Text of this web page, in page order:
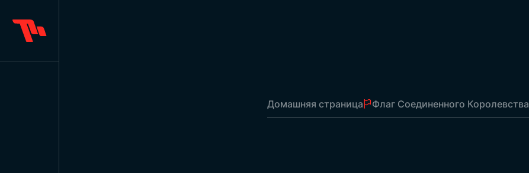
Парусные флаги
Рулон
Домашняя страница Флаг Соединенного Королевства